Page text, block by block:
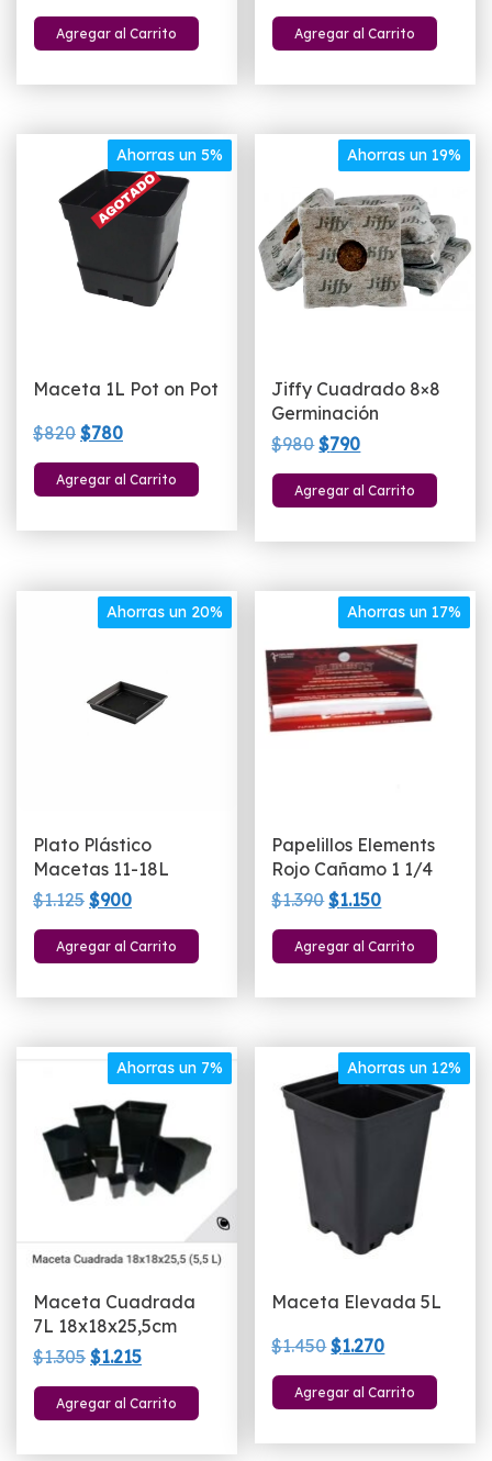
precio
original
precio
actual
Agregar al Carrito
precio
original
precio
actual
Agregar al Carrito
Ahorras un 5%
Maceta 1L Pot on Pot
$820 El
precio
original
$780El
precio
actual
Agregar al Carrito
Ahorras un 19%
Jiffy Cuadrado 8×8
Germinación
$980El
precio
original
$790El
precio
actual
Agregar al Carrito
Ahorras un 20%
Plato Plástico
Macetas 11-18L
$1.125 El
precio
original
$900El
precio
actual
Agregar al Carrito
Ahorras un 17%
Papelillos Elements
Rojo Cañamo 1 1/4
$1.390El
precio
original
$1.150El
precio
actual
Agregar al Carrito
Ahorras un 7%
Maceta Cuadrada
7L 18x18x25,5cm
$1.305 El
precio
original
$1.215El
precio
actual
Agregar al Carrito
Ahorras un 12%
Maceta Elevada 5L
$1.450El
precio
original
$1.270El
precio
actual
Agregar al Carrito